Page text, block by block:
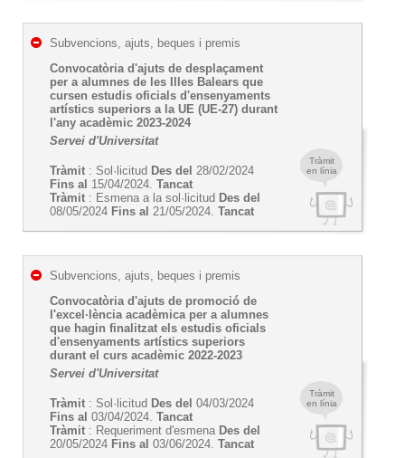
Tràmit
en línia
Subvencions, ajuts, beques i premis
Convocatòria d'ajuts de desplaçament
per a alumnes de les Illes Balears que
cursen estudis oficials d'ensenyaments
artístics superiors a la UE (UE-27) durant
l'any acadèmic 2023-2024
Servei d'Universitat
Tràmit : Sol·licitud Des del 28/02/2024
Fins al 15/04/2024. Tancat
Tràmit : Esmena a la sol·licitud Des del
08/05/2024 Fins al 21/05/2024. Tancat
Tràmit
en línia
Subvencions, ajuts, beques i premis
Convocatòria d'ajuts de promoció de
l'excel·lència acadèmica per a alumnes
que hagin finalitzat els estudis oficials
d'ensenyaments artístics superiors
durant el curs acadèmic 2022-2023
Servei d'Universitat
Tràmit : Sol·licitud Des del 04/03/2024
Fins al 03/04/2024. Tancat
Tràmit : Requeriment d'esmena Des del
20/05/2024 Fins al 03/06/2024. Tancat